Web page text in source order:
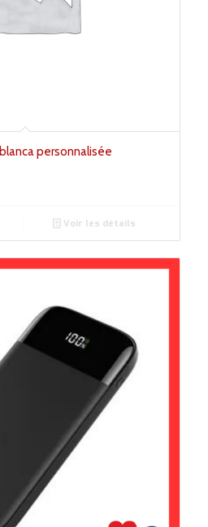
personnalisée
Voir les détails